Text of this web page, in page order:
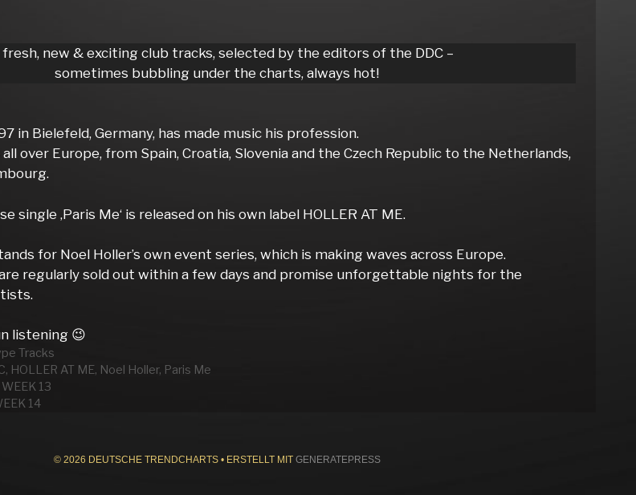
new & exciting club tracks, selected by the editors of the DDC –
sometimes bubbling under the charts, always hot!
in Bielefeld, Germany, has made music his profession.
over Europe, from Spain, Croatia, Slovenia and the Czech Republic to the Netherlands,
single ‚Paris Me‘ is released on his own label HOLLER AT ME.
for Noel Holler’s own event series, which is making waves across Europe.
regularly sold out within a few days and promise unforgettable nights for the
listening 😉
Tracks
, HOLLER AT ME, Noel Holler, Paris Me
13
14
© 2026 DEUTSCHE TRENDCHARTS• ERSTELLT MIT GENERATEPRESS